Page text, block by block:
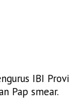
IBI
Pap smear.